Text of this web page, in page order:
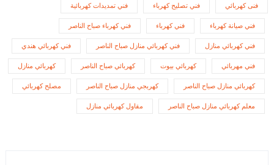
فنى كهربائي فني تصليح كهرباء فني تمديدات كهربائية
فني صيانة كهرباء فني كهرباء فني كهرباء صباح الناصر
فني كهربائي منازل فني كهربائي منازل صباح الناصر فني كهربائي هندي
فني مهربائي كهربائي بيوت كهربائي صباح الناصر كهربائي منازل
كهربائي منازل صباح الناصر كهربجي منازل صباح الناصر مصلح كهربائي
معلم كهربائي منازل صباح الناصر مقاول كهربائي منازل